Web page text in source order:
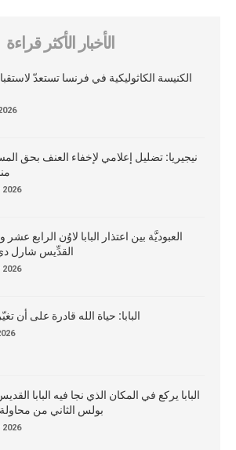
الأخبار الأكثر قراءة
الكنيسة الكاثوليكية في فرنسا تستعدّ
نيجيريا: تضليل إعلامي لإخفاء العنف بحق
2026
العبوديَّة بين اعتذار البابا لاوُن الرابع
القدِّيس شارل
2026
البابا: حياة الله قادرة على أن
البابا يركع في المكان الذي نجا فيه البابا
بولس الثاني من محاولة
2026